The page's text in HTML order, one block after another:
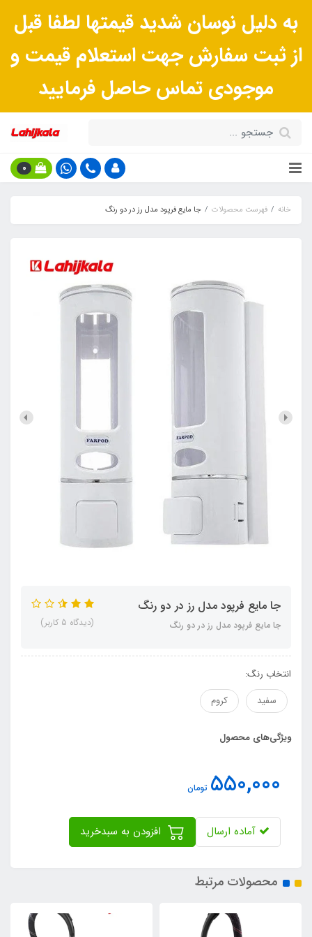
به دلیل نوسان شدید قیمتها لطفا قبل
از ثبت سفارش جهت استعلام قیمت و
موجودی تماس حاصل فرمایید
0
خانه فهرست محصولات جا مایع فرپود مدل رز در دو رنگ
جا مایع فرپود مدل رز در دو رنگ
جا مایع فرپود مدل رز در دو رنگ (دیدگاه 5 کاربر)
انتخاب رنگ:
سفید
کروم
ویژگی‌های محصول
550,000 تومان
آماده ارسال
محصولات مرتبط